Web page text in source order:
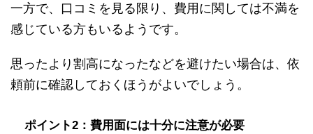
一方で、口コミを見る限り、費用に関しては不満を
感じている方もいるようです。
思ったより割高になったなどを避けたい場合は、依
頼前に確認しておくほうがよいでしょう。
ポイント2：費用面には十分に注意が必要